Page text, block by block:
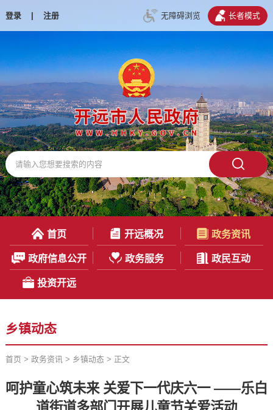
登录 | 注册 无障碍浏览 长者模式
首页 开远概况 政务资讯
政府信息公开 政务服务 政民互动
投资开远
乡镇动态
首页 > 政务资讯> 乡镇动态 > 正文
呵护童心筑未来 关爱下一代庆六一 ——乐白